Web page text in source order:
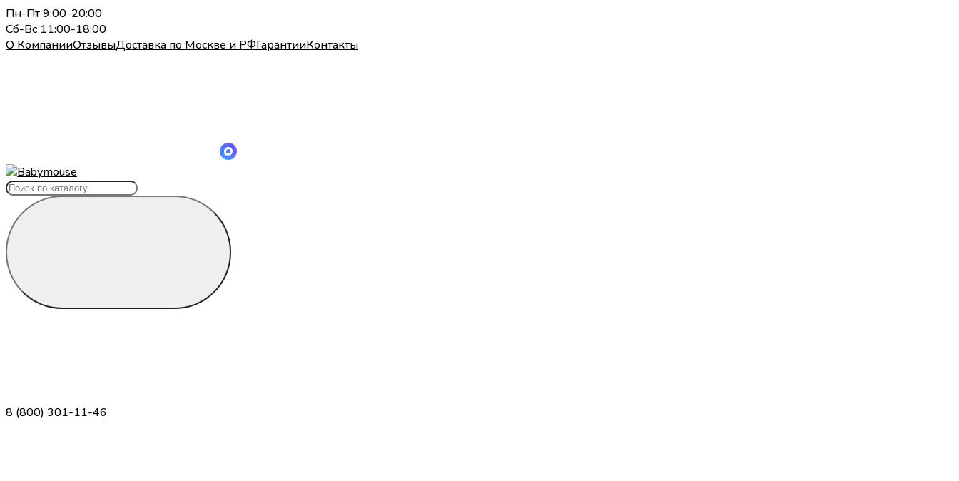
Пн-Пт 9:00-20:00
Сб-Вс 11:00-18:00
О КомпанииОтзывыДоставка по Москве и РФГарантииКонтакты
8 (800) 301-11-46